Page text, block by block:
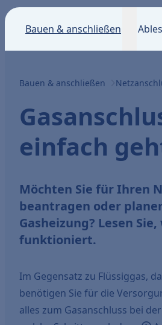
Bauen & anschließen
Bauen & anschließen
einfach
Möchten Sie für Ihren
beantragen oder
Gasheizung? Lesen
funktioniert.
Im Gegensatz zu Flüssiggas,
benötigen Sie für die
alles zum Gasanschluss bei